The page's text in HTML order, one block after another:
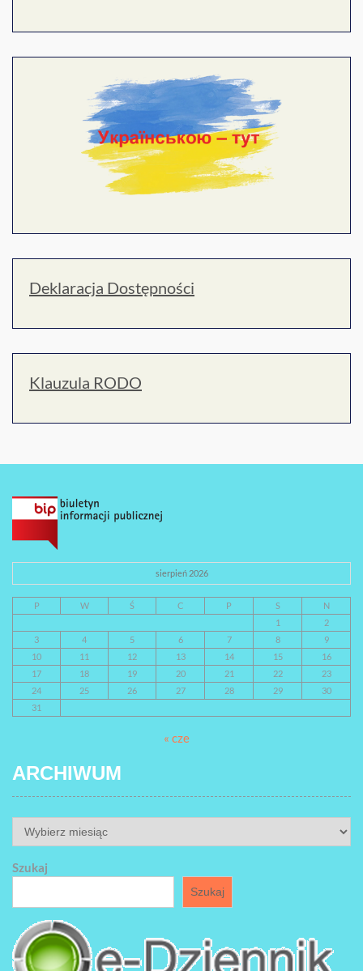
Deklaracja Dostępności
Klauzula RODO
sierpień 2026
P W Ś C P S
N
1
2
3
4 5 6 7 8
9
10
11 12 13 14 15
16
17
18 19 20 21 22
23
24
25 26 27 28 29
30
31
« cze
ARCHIWUM
ARCHIWUM
Szukaj
Szukaj